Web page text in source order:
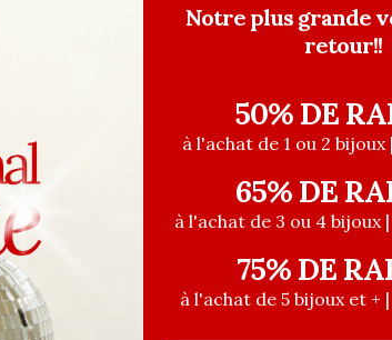
DE SODIUM,Notre plus grande
retour!!
50% DE
à l'achat de 1 ou 2 bijoux
65% DE
à l'achat de 3 ou 4 bijoux
75% DE
à l'achat de 5 bijoux et +